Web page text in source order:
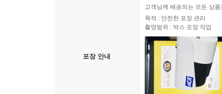
포장 안내
고객님께 배송되는 모든 상
목적 : 안전한 포장 관리
촬영범위 : 박스 포장 작업